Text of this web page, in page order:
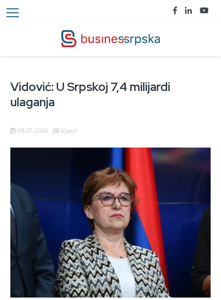
Vidović: U Srpskoj 7,4 milijardi
ulaganja
09.07.2026 Vijesti